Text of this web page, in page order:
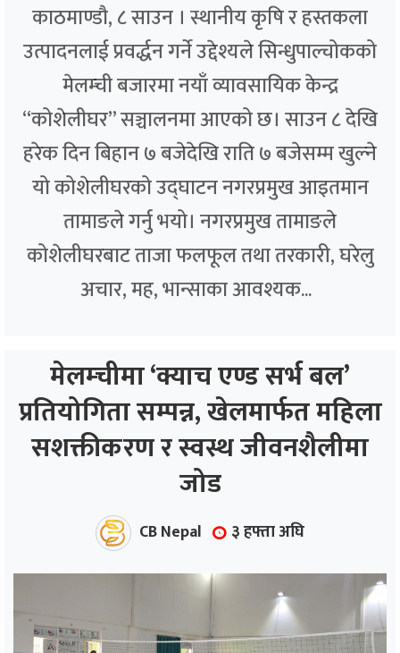
काठमाण्डौ, ८ साउन । स्थानीय कृषि र हस्तकला
उत्पादनलाई प्रवर्द्धन गर्ने उद्देश्यले सिन्धुपाल्चोकको
मेलम्ची बजारमा नयाँ व्यावसायिक केन्द्र
“कोशेलीघर” सञ्चालनमा आएको छ। साउन ८ देखि
हरेक दिन बिहान ७ बजेदेखि राति ७ बजेसम्म खुल्ने
यो कोशेलीघरको उद्घाटन नगरप्रमुख आइतमान
तामाङले गर्नु भयो। नगरप्रमुख तामाङले
कोशेलीघरबाट ताजा फलफूल तथा तरकारी, घरेलु
अचार, मह, भान्साका आवश्यक...
मेलम्चीमा ‘क्याच एण्ड सर्भ बल’
प्रतियोगिता सम्पन्न, खेलमार्फत महिला
सशक्तीकरण र स्वस्थ जीवनशैलीमा
जोड
CB Nepal ३ हफ्ता अघि